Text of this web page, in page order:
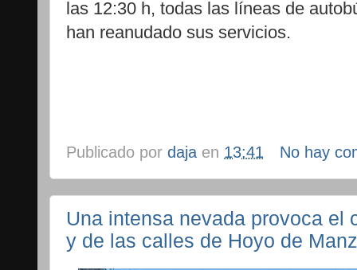
las 12:30 h, todas las líneas de
han reanudado sus servicios.
Publicado por daja en 13:41 No hay
Una intensa nevada provoca el
y de las calles de Hoyo de